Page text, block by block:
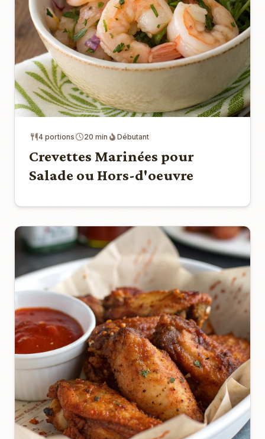
4 portions 20 min Débutant
Crevettes Marinées pour
Salade ou Hors-d'oeuvre